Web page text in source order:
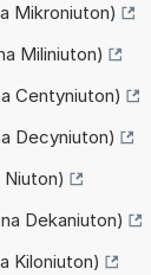
Mikroniuton)
Miliniuton)
Centyniuton)
Decyniuton)
Niuton)
Dekaniuton)
Kiloniuton)